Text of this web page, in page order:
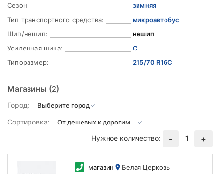
Сезон:
зимняя
Тип транспортного средства:
микроавтобус
Шип/нешип:
нешип
Усиленная шина:
C
Типоразмер:
215/70 R16C
Магазины (2)
Город:
Сортировка:
Нужное количество:
- 1 +
магазин Белая Церковь